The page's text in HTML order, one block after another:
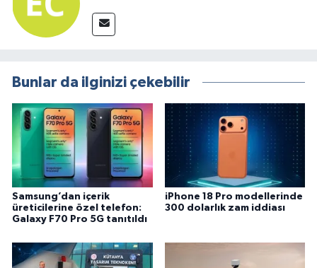
Bunlar da ilginizi çekebilir
Samsung’dan içerik
üreticilerine özel telefon:
Galaxy F70 Pro 5G tanıtıldı
iPhone 18 Pro modellerinde
300 dolarlık zam iddiası